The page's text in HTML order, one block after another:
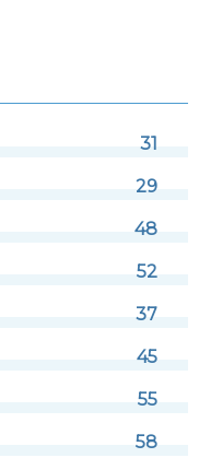
31
29
48
52
37
45
55
58